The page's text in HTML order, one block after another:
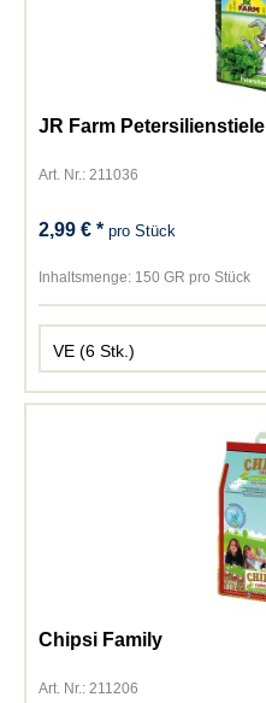
JR Farm Petersilienstiele
Art. Nr.: 211036
2,99 € *pro Stück
Inhaltsmenge: 150 GR pro Stück
Chipsi Family
Art. Nr.: 211206